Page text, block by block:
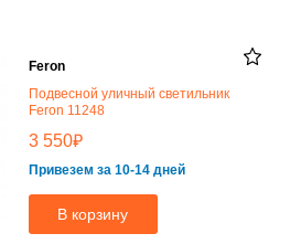
Feron
Подвесной уличный светильник
Feron 11248
3 550₽
Привезем за 10-14 дней
В корзину